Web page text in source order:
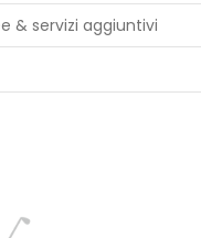
& servizi aggiuntivi